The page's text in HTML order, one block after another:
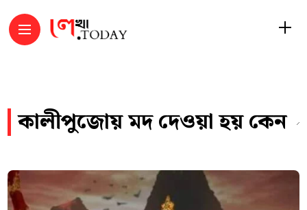
কালীপুজোয় মদ দেওয়া হয় কেন